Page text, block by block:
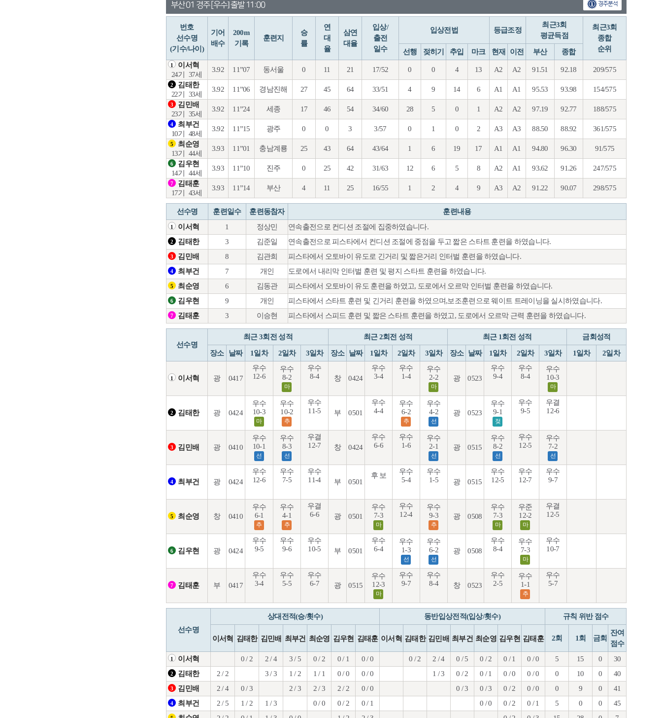
부산 01 경주 [우수] 출발 11:00 경주분석
번호
선수명
(기수/나이)
기어
배수
200m
기록
훈련지
승
률
연
대
율
삼연
대율
입상/
출전
일수
입상전법 등급조정
최근3회
평균득점
최근3회
종합
순위
선행 젖히기 추입 마크 현재 이전 부산 종합
1
이서혁
24기
37세
3.92 11”07 동서울 0 11 21 17/52 0 0 4 13 A2 A2 91.51 92.18 209/575
2
김태한
22기
33세
3.92 11”06 경남진해 27 45 64 33/51 4 9 14 6 A1 A1 95.53 93.98 154/575
3
김민배
23기
35세
3.92 11”24 세종 17 46 54 34/60 28 5 0 1 A2 A2 97.19 92.77 188/575
4
최부건
10기
48세
3.92 11”15 광주 0 0 3 3/57 0 1 0 2 A3 A3 88.50 88.92 361/575
5
최순영
13기
44세
3.93 11”01 충남계룡 25 43 64 43/64 1 6 19 17 A1 A1 94.80 96.30 91/575
6
김우현
14기
44세
3.93 11”10 진주 0 25 42 31/63 12 6 5 8 A2 A1 93.62 91.26 247/575
7
김태훈
17기
43세
3.93 11”14 부산 4 11 25 16/55 1 2 4 9 A3 A2 91.22 90.07 298/575
선수명 훈련일수 훈련동참자 훈련내용
1 이서혁 1 정상민 연속출전으로 컨디션 조절에 집중하였습니다.
2 김태한 3 김준일 연속출전으로 피스타에서 컨디션 조절에 중점을 두고 짧은 스타트 훈련을 하였습니다.
3 김민배 8 김관희 피스타에서 오토바이 유도로 긴거리 및 짧은거리 인터벌 훈련을 하였습니다.
4 최부건 7 개인 도로에서 내리막 인터벌 훈련 및 평지 스타트 훈련을 하였습니다.
5 최순영 6 김동관 피스타에서 오토바이 유도 훈련을 하였고, 도로에서 오르막 인터벌 훈련을 하였습니다.
6 김우현 9 개인 피스타에서 스타트 훈련 및 긴거리 훈련을 하였으며,보조훈련으로 웨이트 트레이닝을 실시하였습니다.
7 김태훈 3 이승현 피스타에서 스피드 훈련 및 짧은 스타트 훈련을 하였고, 도로에서 오르막 근력 훈련을 하였습니다.
선수명
최근 3회전 성적 최근 2회전 성적 최근 1회전 성적 금회성적
장소 날짜 1일차 2일차 3일차 장소 날짜 1일차 2일차 3일차 장소 날짜 1일차 2일차 3일차 1일차 2일차
1 이서혁 광 0417
우수
12-6
우수
8-2
마
우수
8-4
창 0424
우수
3-4
우수
1-4
우수
2-2
마
광 0523
우수
9-4
우수
8-4
우수
10-3
마
2 김태한 광 0424
우수
10-3
마
우수
10-2
추
우수
11-5
부 0501
우수
4-4
우수
6-2
추
우수
4-2
선
광 0523
우수
9-1
젖
우수
9-5
우결
12-6
3 김민배 광 0410
우수
10-1
선
우수
8-3
선
우결
12-7
창 0424
우수
6-6
우수
1-6
우수
2-1
선
광 0515
우수
8-2
선
우수
12-5
우수
7-2
선
4 최부건 광 0424
우수
12-6
우수
7-5
우수
11-4
부 0501
후 보
우수
5-4
우수
1-5
광 0515
우수
12-5
우수
12-7
우수
9-7
5 최순영 창 0410
우수
6-1
추
우수
4-1
추
우결
6-6
광 0501
우수
7-3
마
우수
12-4
우수
9-3
추
광 0508
우수
7-3
마
우준
12-2
마
우결
12-5
6 김우현 광 0424
우수
9-5
우수
9-6
우수
10-5
부 0501
우수
6-4
우수
1-3
선
우수
6-2
선
광 0508
우수
8-4
우수
7-3
마
우수
10-7
7 김태훈 부 0417
우수
3-4
우수
5-5
우수
6-7
광 0515
우수
12-3
마
우수
9-7
우수
8-4
창 0523
우수
2-5
우수
1-1
추
우수
5-7
선수명
상대전적(승/횟수) 동반입상전적(입상/횟수) 규칙 위반 점수
이서혁 김태한 김민배 최부건 최순영 김우현 김태훈 이서혁 김태한 김민배 최부건 최순영 김우현 김태훈 2회 1회 금회
잔여
점수
1 이서혁 0 / 2 2 / 4 3 / 5 0 / 2 0 / 1 0 / 0 0 / 2 2 / 4 0 / 5 0 / 2 0 / 1 0 / 0 5 15 0 30
2 김태한 2 / 2 3 / 3 1 / 2 1 / 1 0 / 0 0 / 0 1 / 3 0 / 2 0 / 1 0 / 0 0 / 0 0 10 0 40
3 김민배 2 / 4 0 / 3 2 / 3 2 / 3 2 / 2 0 / 0 0 / 3 0 / 3 0 / 2 0 / 0 0 9 0 41
4 최부건 2 / 5 1 / 2 1 / 3 0 / 0 0 / 2 0 / 1 0 / 0 0 / 2 0 / 1 5 0 0 45